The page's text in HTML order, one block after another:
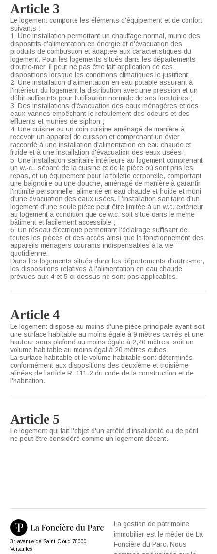
Article 3
Le logement comporte les éléments d'équipement et de confort
suivants :
1. Une installation permettant un chauffage normal, munie des
dispositifs d'alimentation en énergie et d'évacuation des
produits de combustion et adaptée aux caractéristiques du
logement. Pour les logements situés dans les départements
d'outre-mer, il peut ne pas être fait application de ces
dispositions lorsque les conditions climatiques le justifient;
2. Une installation d'alimentation en eau potable assurant à
l'intérieur du logement la distribution avec une pression et un
débit suffisants pour l'utilisation normale de ses locataires ;
3. Des installations d'évacuation des eaux ménagères et des
eaux-vannes empêchant le refoulement des odeurs et des
effluents et munies de siphon ;
4. Une cuisine ou un coin cuisine aménagé de manière à
recevoir un appareil de cuisson et comprenant un évier
raccordé à une installation d'alimentation en eau chaude et
froide et à une installation d'évacuation des eaux usées ;
5. Une installation sanitaire intérieure au logement comprenant
un w.-c., séparé de la cuisine et de la pièce où sont pris les
repas, et un équipement pour la toilette corporelle, comportant
une baignoire ou une douche, aménagé de manière à garantir
l'intimité personnelle, alimenté en eau chaude et froide et muni
d'une évacuation des eaux usées. L'installation sanitaire d'un
logement d'une seule pièce peut être limitée à un w.c. extérieur
au logement à condition que ce w.c. soit situé dans le même
bâtiment et facilement accessible ;
6. Un réseau électrique permettant l'éclairage suffisant de
toutes les pièces et des accès ainsi que le fonctionnement des
appareils ménagers courants indispensables à la vie
quotidienne.
Dans les logements situés dans les départements d'outre-mer,
les dispositions relatives à l'alimentation en eau chaude
prévues aux 4 et 5 ci-dessus ne sont pas applicables.
Article 4
Le logement dispose au moins d'une pièce principale ayant soit
une surface habitable au moins égale à 9 mètres carrés et une
hauteur sous plafond au moins égale à 2,20 mètres, soit un
volume habitable au moins égal à 20 mètres cubes.
La surface habitable et le volume habitable sont déterminés
conformément aux dispositions des deuxième et troisième
alinéas de l'article R. 111-2 du code de la construction et de
l'habitation.
Article 5
Le logement qui fait l'objet d'un arrêté d'insalubrité ou de péril
ne peut être considéré comme un logement décent.
34 avenue de Saint-Cloud 78000
Versailles
La gestion de patrimoine
immobilier est le métier de La
Foncière du Parc. Nous